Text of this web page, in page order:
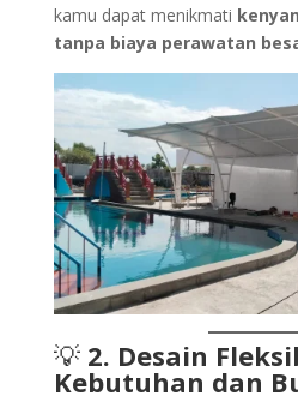
kamu dapat menikmati
tanpa biaya perawatan
💡 2. Desain
Kebutuhan dan